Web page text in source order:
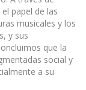
papel de las
musicales y los
y sus
que la
social y
a su